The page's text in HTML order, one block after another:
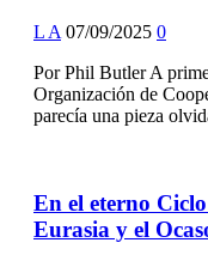
L A 07/09/2025 0
Por Phil Butler A
Organización de
parecía una pieza
En el eterno
Eurasia y el